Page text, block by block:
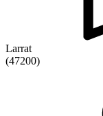
Larrat
(47200)